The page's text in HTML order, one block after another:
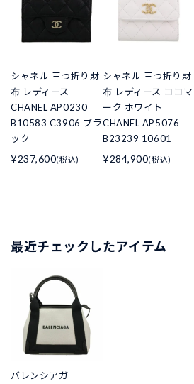
シャネル 三つ折り財
布 レディース
CHANEL AP0230
B10583 C3906 ブラ
ック
¥237,600(税込)
シャネル 三つ折り財
布 レディース ココマ
ーク ホワイト
CHANEL AP5076
B23239 10601
¥284,900(税込)
最近チェックしたアイテム
バレンシアガ